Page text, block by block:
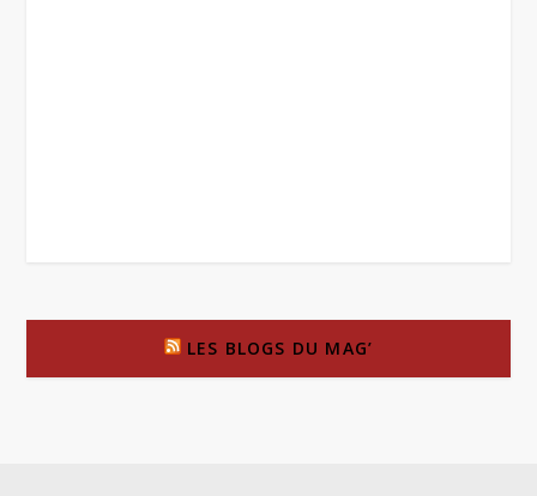
LES BLOGS DU MAG’